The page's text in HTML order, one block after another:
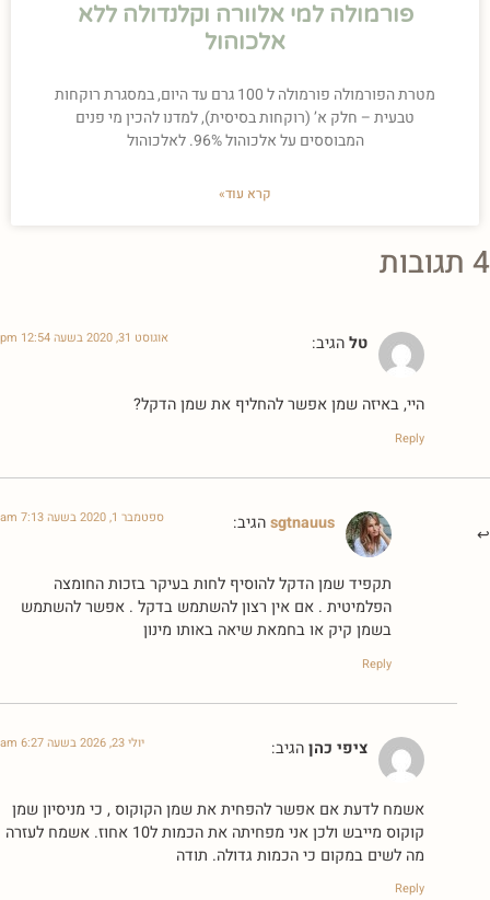
פורמולה למי אלוורה וקלנדולה ללא
אלכוהול
מטרת הפורמולה פורמולה ל 100 גרם עד היום, במסגרת רוקחות
טבעית – חלק א’ (רוקחות בסיסית), למדנו להכין מי פנים
המבוססים על אלכוהול 96%. לאלכוהול
קרא עוד»
4 תגובות
טלהגיב: אוגוסט 31, 2020 בשעה 12:54 pm
היי, באיזה שמן אפשר להחליף את שמן הדקל?
Reply
sgtnauusהגיב: ספטמבר 1, 2020 בשעה 7:13 am
תקפיד שמן הדקל להוסיף לחות בעיקר בזכות החומצה
הפלמיטית . אם אין רצון להשתמש בדקל . אפשר להשתמש
בשמן קיק או בחמאת שיאה באותו מינון
Reply
ציפי כהןהגיב: יולי 23, 2026 בשעה 6:27 am
אשמח לדעת אם אפשר להפחית את שמן הקוקוס , כי מניסיון שמן
קוקוס מייבש ולכן אני מפחיתה את הכמות ל10 אחוז. אשמח לעזרה
מה לשים במקום כי הכמות גדולה. תודה
Reply